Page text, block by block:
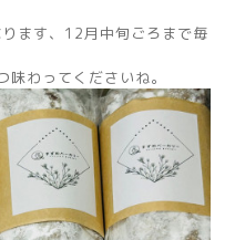
ます、12月中旬ごろまで毎
わってくださいね。